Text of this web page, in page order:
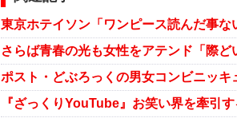
東京ホテイソン「ワンピース読んだ事
さらば青春の光も女性をアテンド「際ど
ポスト・どぶろっくの男女コンビニッキ
『ざっくりYouTube』お笑い界を牽引